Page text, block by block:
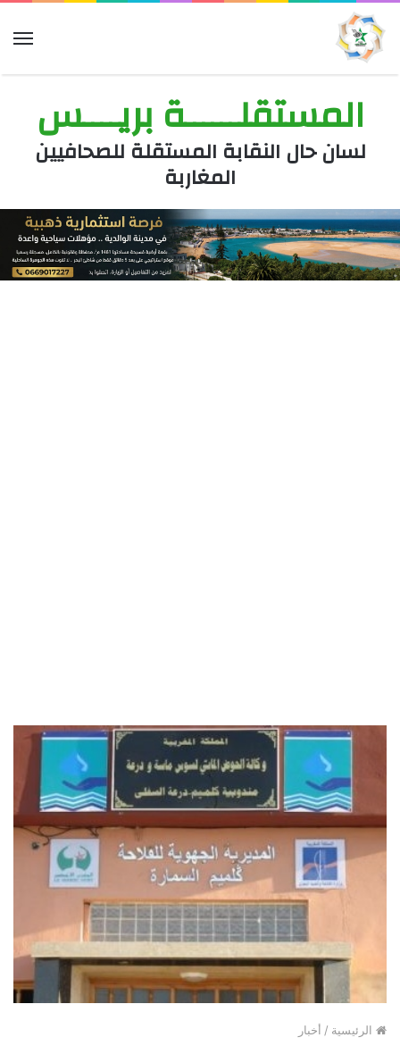
المستقلــــــة بريــــس
لسان حال النقابة المستقلة للصحافيين
المغاربة
الرئيسية / أخبار